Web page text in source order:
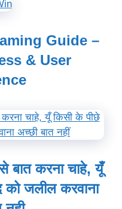
Guide –
& User
बात करना चाहे, यूँ
जलील करवाना